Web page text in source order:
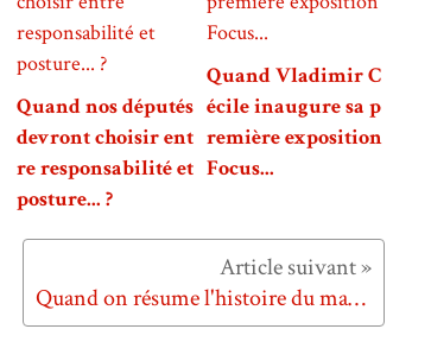
Quand nos députés
devront choisir ent
re responsabilité et
posture... ?
Quand Vladimir C
écile inaugure sa p
remière exposition
Focus...
Quand on résume l'histoire du marketing moderne...